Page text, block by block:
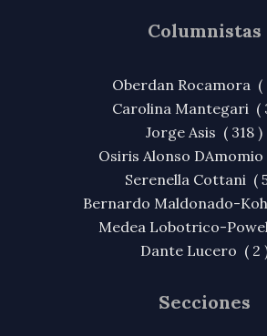
Columnistas
Oberdan Rocamora (
Carolina Mantegari (
Jorge Asis ( 318 )
Osiris Alonso DAmomio
Serenella Cottani (
Bernardo Maldonado-
Medea Lobotrico-
Dante Lucero ( 2
Secciones